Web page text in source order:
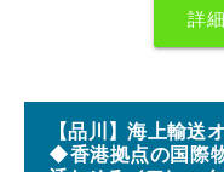
詳
【品川】海上輸送
◆香港拠点の国際